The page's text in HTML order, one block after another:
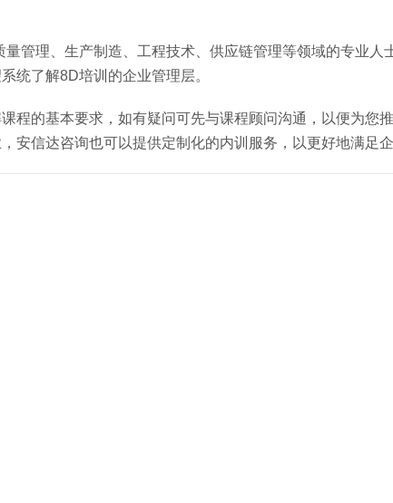
管理、生产制造、工程技术、供应链管理等领域的专业人
统了解8D培训的企业管理层。
程的基本要求，如有疑问可先与课程顾问沟通，以便为您
安信达咨询也可以提供定制化的内训服务，以更好地满足